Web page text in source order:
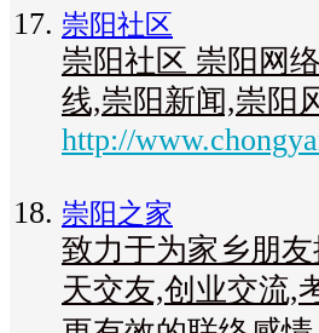
崇阳社区
崇阳社区 崇阳网
线,崇阳新闻,崇阳
http://
崇阳之家
致力于为家乡朋
天交友,创业交流,